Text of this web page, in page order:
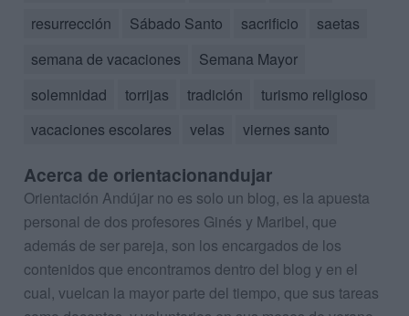
resurrección
Sábado Santo sacrificio
saetas
semana de vacaciones
Semana Mayor
solemnidad
torrijas tradición
turismo religioso
vacaciones escolares
velas viernes santo
Acerca de orientacionandujar
Orientación Andújar no es solo un blog, es la apuesta
personal de dos profesores Ginés y Maribel, que
además de ser pareja, son los encargados de los
contenidos que encontramos dentro del blog y en el
cual, vuelcan la mayor parte del tiempo, que sus tareas